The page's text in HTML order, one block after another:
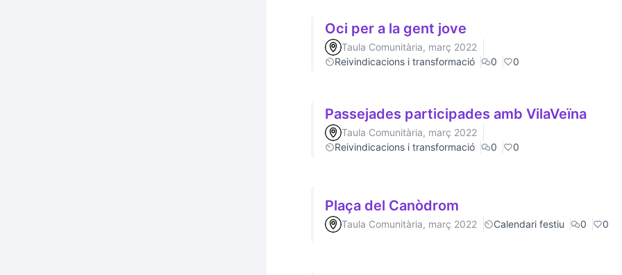
Oci per a la gent jove
Taula Comunitària, març 2022
Reivindicacions i transformació
0 0
Passejades participades amb VilaVeïna
Taula Comunitària, març 2022
Reivindicacions i transformació
0 0
Plaça del Canòdrom
Taula Comunitària, març 2022 Calendari festiu 0 0